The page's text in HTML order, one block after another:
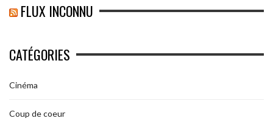
FLUX INCONNU
CATÉGORIES
Cinéma
Coup de coeur